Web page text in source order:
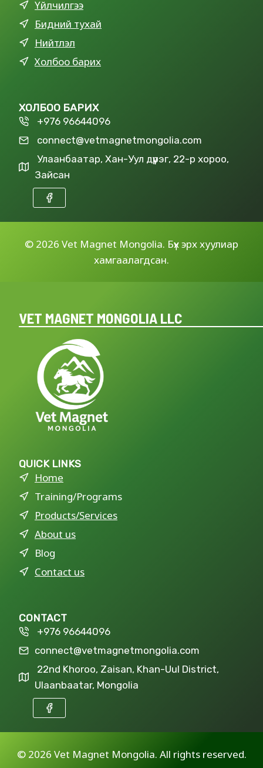
Үйлчилгээ
Бидний тухай
Нийтлэл
Холбоо барих
ХОЛБОО БАРИХ
+976 96644096
connect@vetmagnetmongolia.com
Улаанбаатар, Хан-Уул дүүрэг, 22-р хороо,
Зайсан
© 2026 Vet Magnet Mongolia. Бүх эрх хуулиар
хамгаалагдсан.
VET MAGNET MONGOLIA LLC
QUICK LINKS
Home
Training/Programs
Products/Services
About us
Blog
Contact us
CONTACT
+976 96644096
connect@vetmagnetmongolia.com
22nd Khoroo, Zaisan, Khan-Uul District,
Ulaanbaatar, Mongolia
© 2026 Vet Magnet Mongolia. All rights reserved.